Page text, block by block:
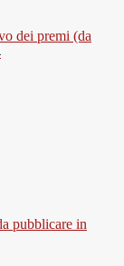
dei premi (da
pubblicare in